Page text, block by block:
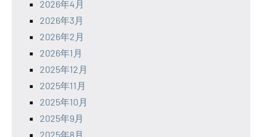
2026年4月
2026年3月
2026年2月
2026年1月
2025年12月
2025年11月
2025年10月
2025年9月
2025年8月